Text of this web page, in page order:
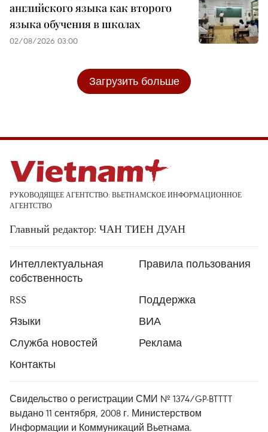
английского языка как второго
языка обучения в школах
02/08/2026 03:00
Загрузить больше
РУКОВОДЯЩЕЕ АГЕНТСТВО: ВЬЕТНАМСКОЕ ИНФОРМАЦИОННОЕ
АГЕНТСТВО
Главный редактор: ЧАН ТИЕН ДУАН
Интеллектуальная
собственность
Правила пользования
RSS
Поддержка
Языки
ВИА
Служба новостей
Реклама
Контакты
Свидельство о регистрации СМИ № 1374/GP-BTTTT
выдано 11 сентября, 2008 г. Министерством
Информации и Коммуникаций Вьетнама.